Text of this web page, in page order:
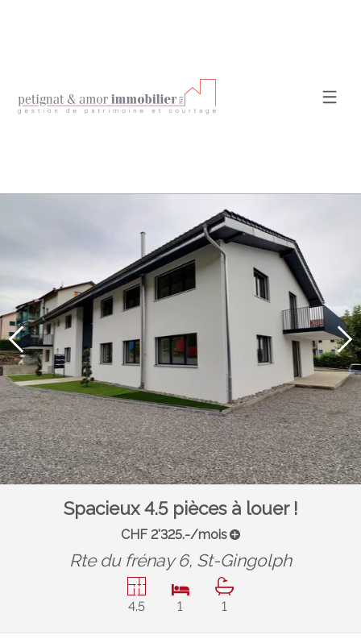
Spacieux 4.5 pièces à louer !
CHF 2'325.-/mois
Rte du frénay 6, St-Gingolph
4.5 1 1